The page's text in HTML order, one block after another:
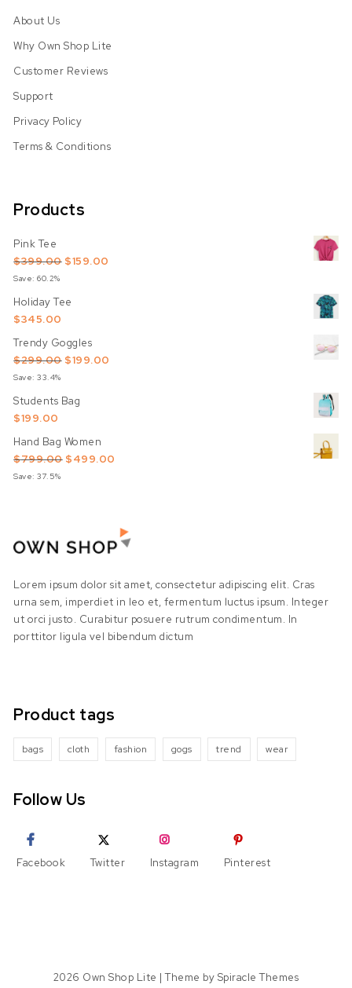
About Us
Why Own Shop Lite
Customer Reviews
Support
Privacy Policy
Terms & Conditions
Products
Pink Tee
$399.00 Original price was: $399.00.
$159.00
Save: 60.2%
Holiday Tee
$345.00
Trendy Goggles
$299.00 Original price was: $299.00.
$199.00
Save: 33.4%
Students Bag
$199.00
Hand Bag Women
$799.00 Original price was: $799.00.
$499.00
Save: 37.5%
Lorem ipsum dolor sit amet, consectetur adipiscing elit. Cras
urna sem, imperdiet in leo et, fermentum luctus ipsum. Integer
ut orci justo. Curabitur posuere rutrum condimentum. In
porttitor ligula vel bibendum dictum
Product tags
bags cloth fashion gogs trend wear
Follow Us
Facebook Twitter Instagram Pinterest
2026 Own Shop Lite | Theme by Spiracle Themes